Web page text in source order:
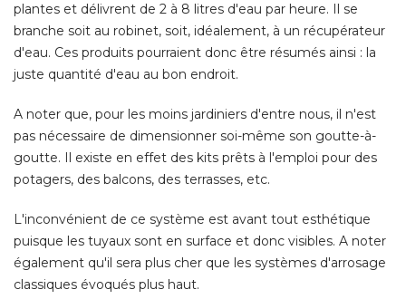
plantes et délivrent de 2 à 8 litres d'eau par heure. Il se
branche soit au robinet, soit, idéalement, à un récupérateur
d'eau. Ces produits pourraient donc être résumés ainsi : la
juste quantité d'eau au bon endroit.
A noter que, pour les moins jardiniers d'entre nous, il n'est
pas nécessaire de dimensionner soi-même son goutte-à-
goutte. Il existe en effet des kits prêts à l'emploi pour des
potagers, des balcons, des terrasses, etc.
L'inconvénient de ce système est avant tout esthétique
puisque les tuyaux sont en surface et donc visibles. A noter
également qu'il sera plus cher que les systèmes d'arrosage
classiques évoqués plus haut.